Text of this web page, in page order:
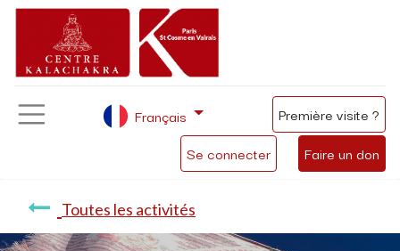
Se connecter Faire un don
Français Première visite ?
Toutes les activités